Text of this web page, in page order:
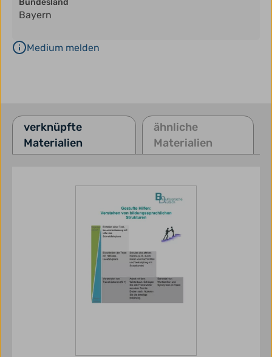
Bayern
Medium melden
verknüpfte
Materialien
ähnliche
Materialien